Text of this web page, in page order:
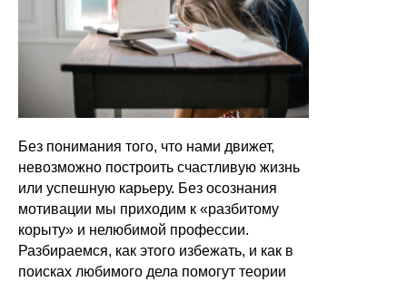
Без понимания того, что нами движет,
невозможно построить счастливую жизнь
или успешную карьеру. Без осознания
мотивации мы приходим к «разбитому
корыту» и нелюбимой профессии.
Разбираемся, как этого избежать, и как в
поисках любимого дела помогут теории